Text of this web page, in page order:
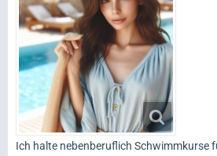
Ich halte nebenberuflich Schwimmkurse